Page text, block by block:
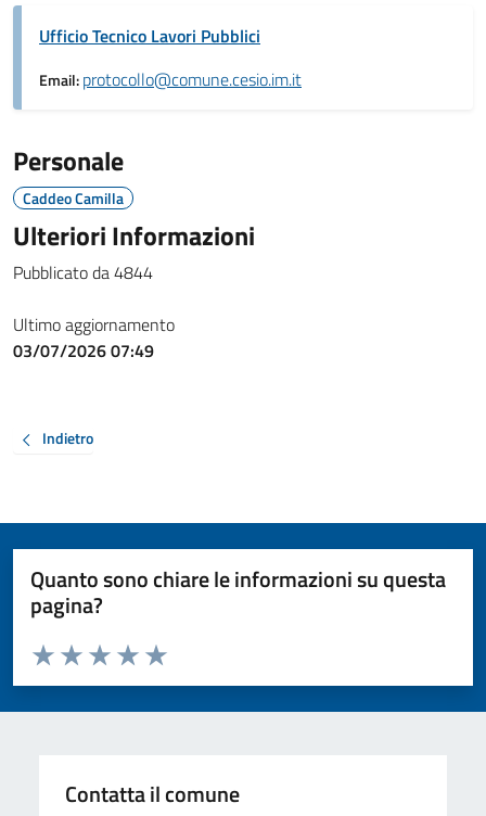
Ufficio Tecnico Lavori Pubblici
Email:protocollo@comune.cesio.im.it
Personale
Caddeo Camilla
Ulteriori Informazioni
Pubblicato da 4844
Ultimo aggiornamento
03/07/2026 07:49
Indietro
Quanto sono chiare le informazioni su questa
pagina?
Valuta da 1 a 5 stelle la pagina
Valuta 5 stelle su 5
Valuta 4 stelle su 5
Valuta 3 stelle su 5
Valuta 2 stelle su 5
Valuta 1 stelle su 5
Contatta il comune